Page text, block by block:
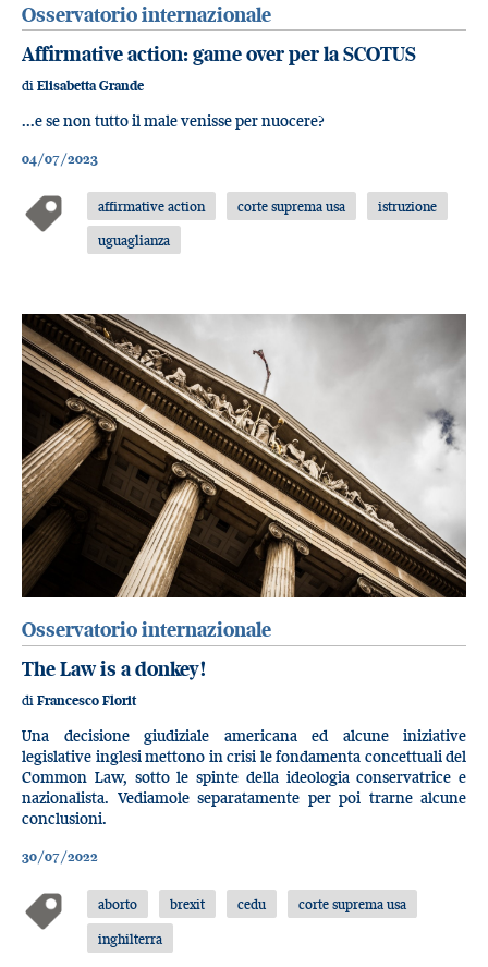
Osservatorio internazionale
Affirmative action: game over per la SCOTUS
di Elisabetta Grande
...e se non tutto il male venisse per nuocere?
04/07/2023
affirmative action corte suprema usa
istruzione
uguaglianza
Osservatorio internazionale
The Law is a donkey!
di Francesco Florit
Una decisione giudiziale americana ed alcune iniziative
legislative inglesi mettono in crisi le fondamenta concettuali del
Common Law, sotto le spinte della ideologia conservatrice e
nazionalista. Vediamole separatamente per poi trarne alcune
conclusioni.
30/07/2022
aborto brexit cedu
corte suprema usa
inghilterra